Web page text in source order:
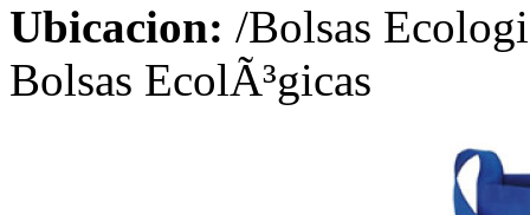
Ubicacion: /Bolsas
Bolsas EcolÃ³gicas